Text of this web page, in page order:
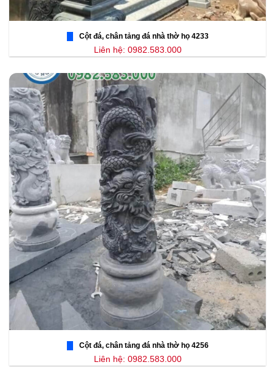
Cột đá, chân tảng đá nhà thờ họ 4233
Liên hệ: 0982.583.000
Cột đá, chân tảng đá nhà thờ họ 4256
Liên hệ: 0982.583.000